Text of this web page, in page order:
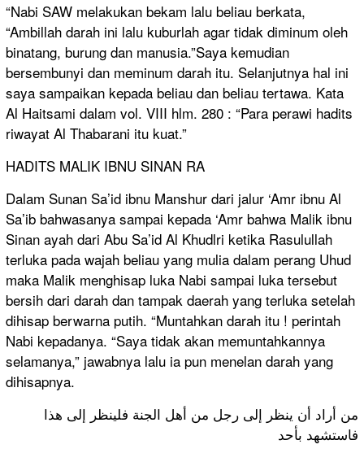
“Nabi SAW melakukan bekam lalu beliau berkata,
“Ambillah darah ini lalu kuburlah agar tidak diminum oleh
binatang, burung dan manusia.”Saya kemudian
bersembunyi dan meminum darah itu. Selanjutnya hal ini
saya sampaikan kepada beliau dan beliau tertawa. Kata
Al Haitsami dalam vol. VIII hlm. 280 : “Para perawi hadits
riwayat Al Thabarani itu kuat.”
HADITS MALIK IBNU SINAN RA
Dalam Sunan Sa’id ibnu Manshur dari jalur ‘Amr ibnu Al
Sa’ib bahwasanya sampai kepada ‘Amr bahwa Malik ibnu
Sinan ayah dari Abu Sa’id Al Khudlri ketika Rasulullah
terluka pada wajah beliau yang mulia dalam perang Uhud
maka Malik menghisap luka Nabi sampai luka tersebut
bersih dari darah dan tampak daerah yang terluka setelah
dihisap berwarna putih. “Muntahkan darah itu ! perintah
Nabi kepadanya. “Saya tidak akan memuntahkannya
selamanya,” jawabnya lalu ia pun menelan darah yang
dihisapnya.
من أراد أن ينظر إلى رجل من أهل الجنة فلينظر إلى هذا
فاستشهد بأحد